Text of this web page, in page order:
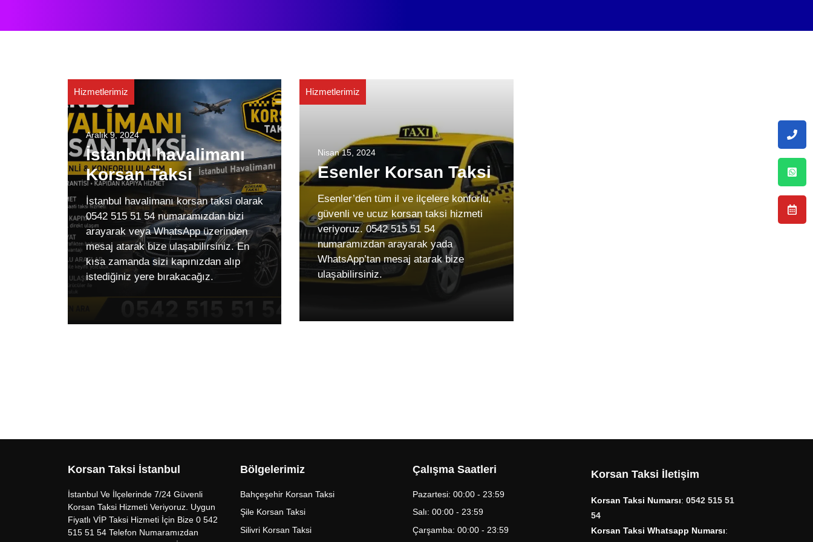
Hizmetlerimiz
Aralık 9, 2024
İstanbul havalimanı
Korsan Taksi
İstanbul havalimanı korsan taksi olarak
0542 515 51 54 numaramızdan bizi
arayarak veya WhatsApp üzerinden
mesaj atarak bize ulaşabilirsiniz. En
kısa zamanda sizi kapınızdan alıp
istediğiniz yere bırakacağız.
Hizmetlerimiz
Nisan 15, 2024
Esenler Korsan Taksi
Esenler’den tüm il ve ilçelere konforlu,
güvenli ve ucuz korsan taksi hizmeti
veriyoruz. 0542 515 51 54
numaramızdan arayarak yada
WhatsApp’tan mesaj atarak bize
ulaşabilirsiniz.
Korsan Taksi İstanbul
İstanbul Ve İlçelerinde 7/24 Güvenli
Korsan Taksi Hizmeti Veriyoruz. Uygun
Fiyatlı VİP Taksi Hizmeti İçin Bize 0 542
515 51 54 Telefon Numaramızdan
Bölgelerimiz
Bahçeşehir Korsan Taksi
Şile Korsan Taksi
Silivri Korsan Taksi
Çalışma Saatleri
Pazartesi: 00:00 - 23:59
Salı: 00:00 - 23:59
Çarşamba: 00:00 - 23:59
Korsan Taksi İletişim
Korsan Taksi Numarsı: 0542 515 51
54
Korsan Taksi Whatsapp Numarsı: